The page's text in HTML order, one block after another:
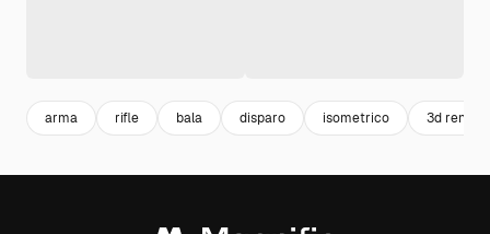
arma rifle bala disparo isometrico 3d render